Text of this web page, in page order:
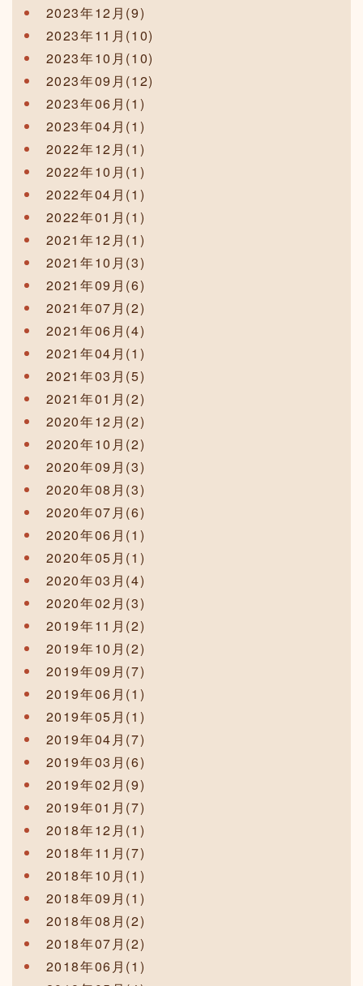
2023年12月(9)
2023年11月(10)
2023年10月(10)
2023年09月(12)
2023年06月(1)
2023年04月(1)
2022年12月(1)
2022年10月(1)
2022年04月(1)
2022年01月(1)
2021年12月(1)
2021年10月(3)
2021年09月(6)
2021年07月(2)
2021年06月(4)
2021年04月(1)
2021年03月(5)
2021年01月(2)
2020年12月(2)
2020年10月(2)
2020年09月(3)
2020年08月(3)
2020年07月(6)
2020年06月(1)
2020年05月(1)
2020年03月(4)
2020年02月(3)
2019年11月(2)
2019年10月(2)
2019年09月(7)
2019年06月(1)
2019年05月(1)
2019年04月(7)
2019年03月(6)
2019年02月(9)
2019年01月(7)
2018年12月(1)
2018年11月(7)
2018年10月(1)
2018年09月(1)
2018年08月(2)
2018年07月(2)
2018年06月(1)